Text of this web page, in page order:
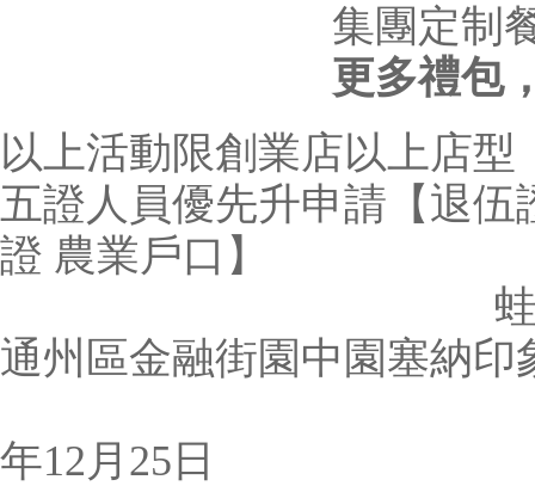
集團定制
更多禮包
以上活動限創業店以上店型
五證人員優先升申請【退
證 農業戶口】
蛙迪卡運營總
通州區金融街園中園塞納印
年12月25日